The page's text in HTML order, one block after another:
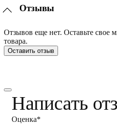
Отзывы
Отзывов еще нет. Оставьте свое
товара.
Оставить отзыв
Написать
Оценка*